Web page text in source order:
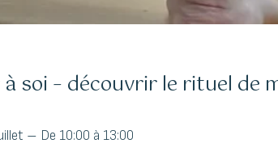
à soi – découvrir le rituel de
– De 10:00 à 13:00